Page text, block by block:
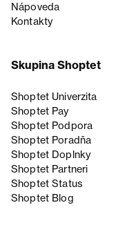
Nápoveda
Kontakty
Skupina Shoptet
Shoptet Univerzita
Shoptet Pay
Shoptet Podpora
Shoptet Poradňa
Shoptet Doplnky
Shoptet Partneri
Shoptet Status
Shoptet Blog